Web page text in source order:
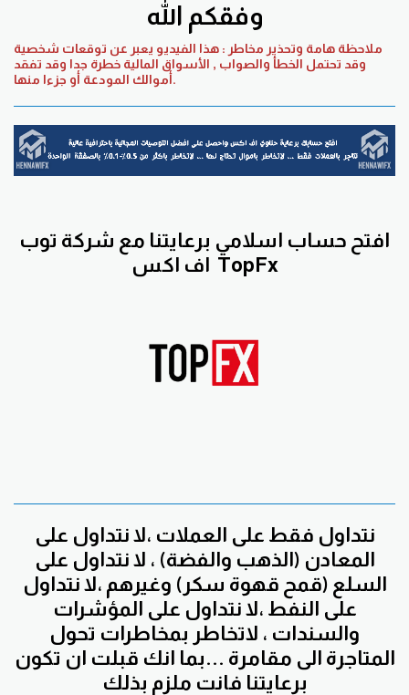
وفقكم الله
ملاحظة هامة وتحذير مخاطر : هذا الفيديو يعبر عن توقعات شخصية
وقد تحتمل الخطأ والصواب , الأسواق المالية خطرة جدا وقد تفقد
أموالك المودعة أو جزءا منها.
افتح حساب اسلامي برعايتنا مع شركة توب
اف اكس TopFx
نتداول فقط على العملات ،لا نتداول على
المعادن (الذهب والفضة) ، لا نتداول على
السلع (قمح قهوة سكر) وغيرهم ،لا نتداول
على النفط ،لا نتداول على المؤشرات
والسندات ، لاتخاطر بمخاطرات تحول
المتاجرة الى مقامرة ...بما انك قبلت ان تكون
برعايتنا فانت ملزم بذلك